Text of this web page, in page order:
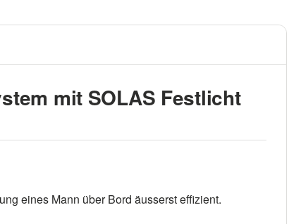
mit SOLAS Festlicht
eines Mann über Bord äusserst effizient.